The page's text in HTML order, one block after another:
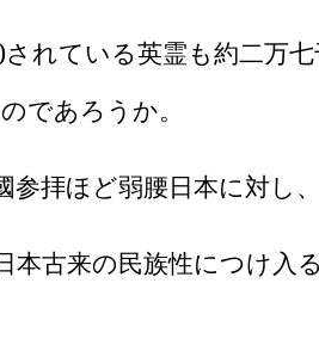
されている英霊も約二万
であろうか。
拝ほど弱腰日本に対し
古来の民族性につけ入